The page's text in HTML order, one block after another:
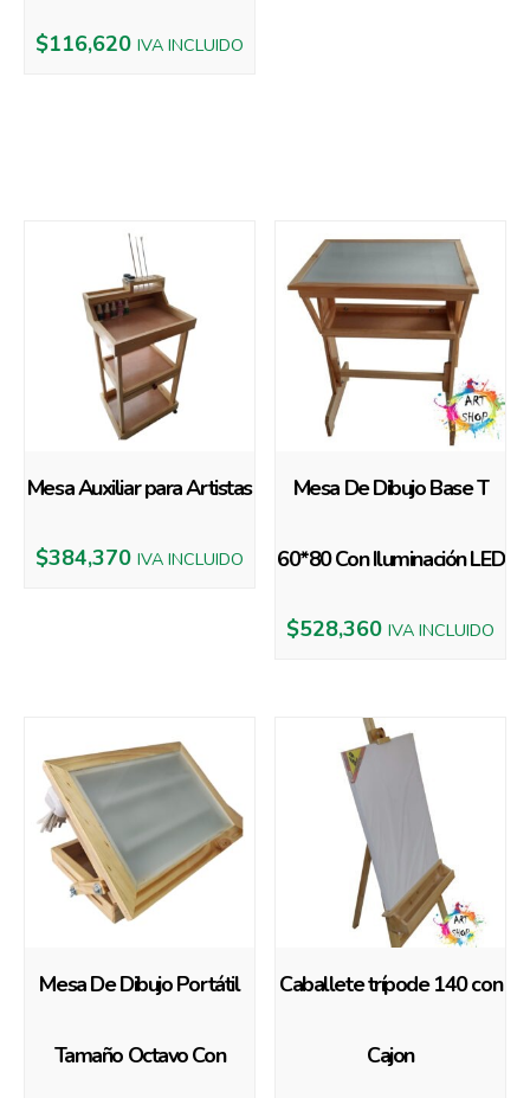
$116,620 IVA INCLUIDO
Mesa Auxiliar para Artistas
$384,370 IVA INCLUIDO
Mesa De Dibujo Base T
60*80 Con Iluminación LED
$528,360 IVA INCLUIDO
Mesa De Dibujo Portátil
Tamaño Octavo Con
Caballete trípode 140 con
Cajon